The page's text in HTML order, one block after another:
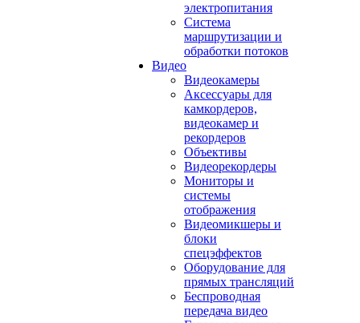
электропитания
Система
маршрутизации и
обработки потоков
Видео
Видеокамеры
Аксессуары для
камкордеров,
видеокамер и
рекордеров
Объективы
Видеорекордеры
Мониторы и
системы
отображения
Видеомикшеры и
блоки
спецэффектов
Оборудование для
прямых трансляций
Беспроводная
передача видео